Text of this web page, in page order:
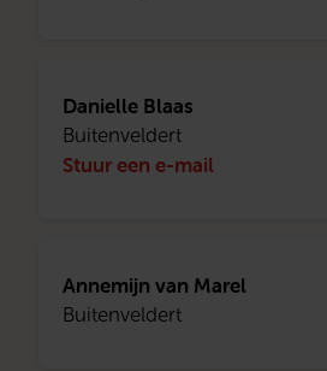
Danielle Blaas
Buitenveldert
Stuur een e-mail
Annemijn van Marel
Buitenveldert